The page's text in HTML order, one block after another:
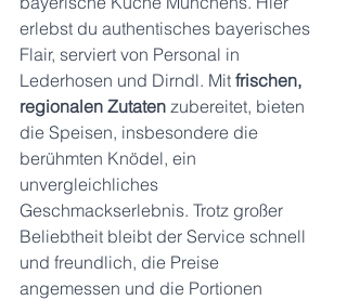
erlebst du authentisches bayerisches
Flair, serviert von Personal in
Lederhosen und Dirndl. Mit frischen,
regionalen Zutaten zubereitet, bieten
die Speisen, insbesondere die
berühmten Knödel, ein
unvergleichliches
Geschmackserlebnis. Trotz großer
Beliebtheit bleibt der Service schnell
und freundlich, die Preise
angemessen und die Portionen